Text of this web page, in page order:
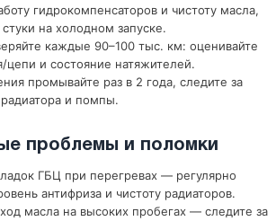
гидрокомпенсаторов и чистоту масла,
на холодном запуске.
каждые 90–100 тыс. км: оценивайте
цепи и состояние натяжителей.
промывайте раз в 2 года, следите за
и помпы.
проблемы и поломки
ГБЦ при перегревах — регулярно
антифриза и чистоту радиаторов.
масла на высоких пробегах — следите за